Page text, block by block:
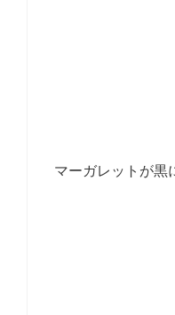
マーガレットが黒